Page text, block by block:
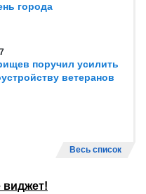
города
поручил усилить
ветеранов
Весь список
виджет!